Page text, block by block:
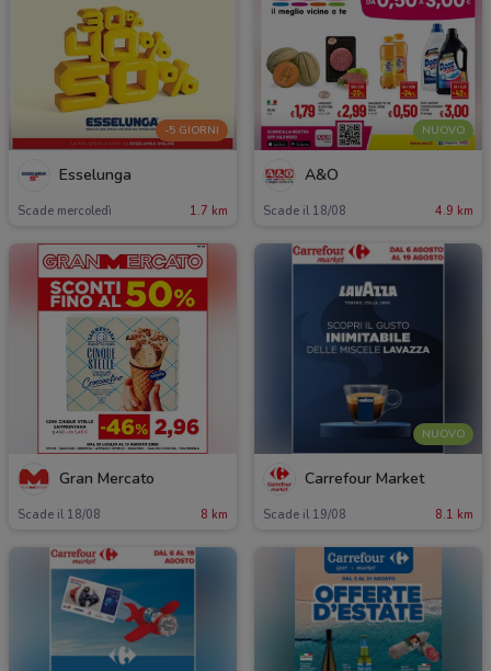
-5 GIORNI
Esselunga
Scade mercoledì 1.7 km
NUOVO
A&O
Scade il 18/08 4.9 km
Gran Mercato
Scade il 18/08 8 km
NUOVO
Carrefour Market
Scade il 19/08 8.1 km